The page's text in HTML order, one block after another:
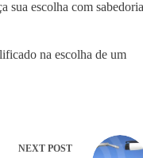
sua escolha com
na escolha de um
NEXT POST